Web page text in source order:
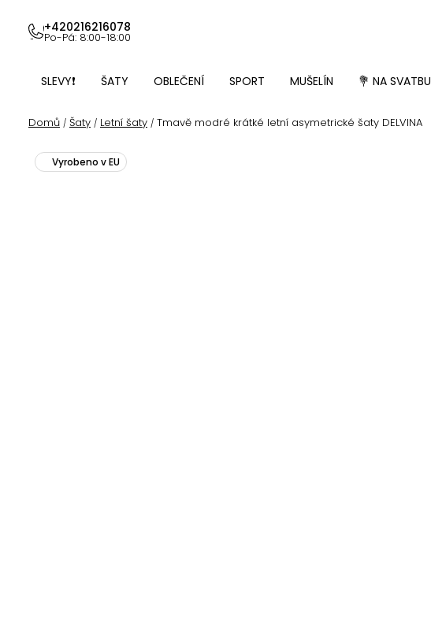
obsah
+420216216078
Po-Pá: 8:00-18:00
SLEVY❗ ŠATY OBLEČENÍ SPORT MUŠELÍN 💐 NA SVATBU
Domů / Šaty / Letní šaty / Tmavě modré krátké letní asymetrické šaty DELVINA
Vyrobeno v EU